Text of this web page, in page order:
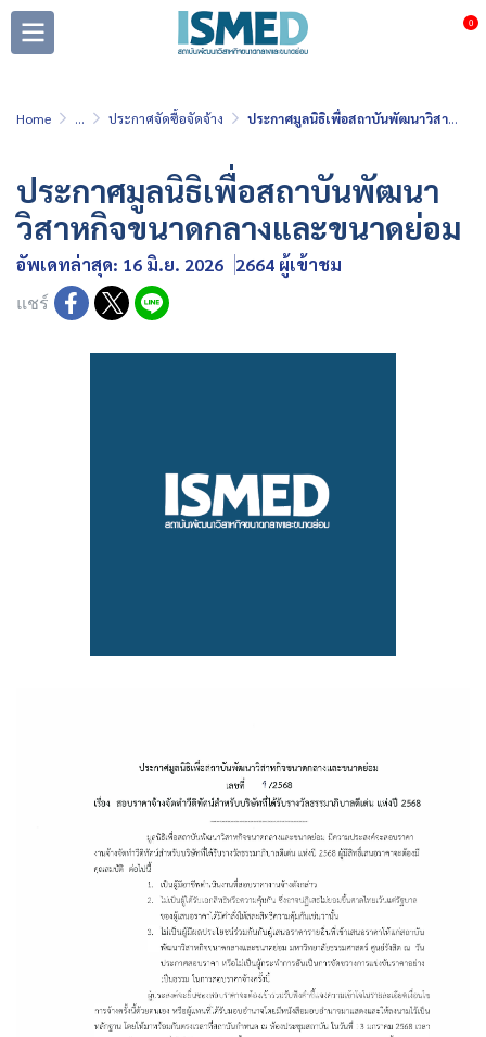
0
Home ... ประกาศจัดซื้อจัดจ้าง ประกาศมูลนิธิเพื่อสถาบันพัฒนาวิสาหกิจขนาดกลางและขนาดย่อม
ประกาศมูลนิธิเพื่อสถาบันพัฒนา
วิสาหกิจขนาดกลางและขนาดย่อม
อัพเดทล่าสุด: 16 มิ.ย. 2026 2664 ผู้เข้าชม
แชร์